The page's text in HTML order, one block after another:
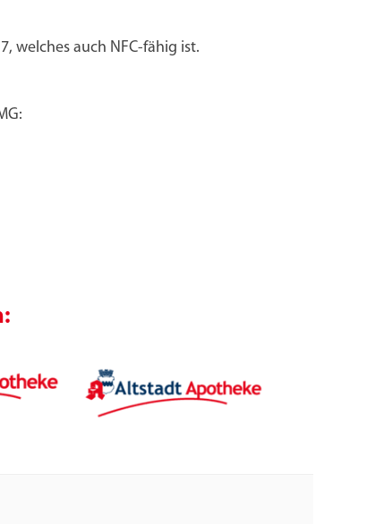
welches auch NFC-fähig ist.